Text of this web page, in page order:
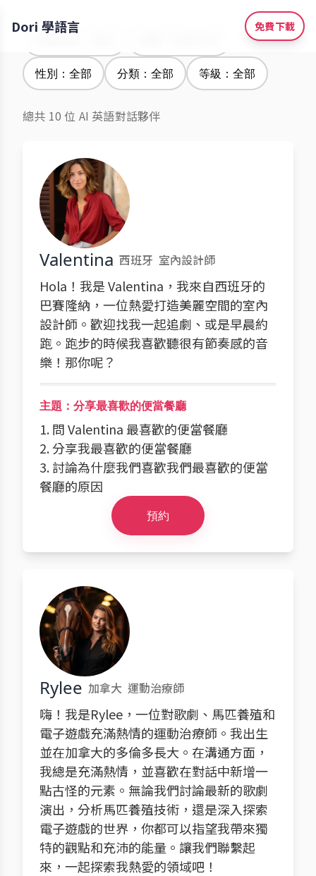
Dori 學語言 免費下載
性別：全部 分類：全部 等級：全部
總共 10 位 AI 英語對話夥伴
Valentina 西班牙 室內設計師
Hola！我是 Valentina，我來自西班牙的
巴賽隆納，一位熱愛打造美麗空間的室內
設計師。歡迎找我一起追劇、或是早晨約
跑。跑步的時候我喜歡聽很有節奏感的音
樂！那你呢？
主題：分享最喜歡的便當餐廳
1. 問 Valentina 最喜歡的便當餐廳
2. 分享我最喜歡的便當餐廳
3. 討論為什麼我們喜歡我們最喜歡的便當
餐廳的原因
預約
Rylee 加拿大 運動治療師
嗨！我是Rylee，一位對歌劇、馬匹養殖和
電子遊戲充滿熱情的運動治療師。我出生
並在加拿大的多倫多長大。在溝通方面，
我總是充滿熱情，並喜歡在對話中新增一
點古怪的元素。無論我們討論最新的歌劇
演出，分析馬匹養殖技術，還是深入探索
電子遊戲的世界，你都可以指望我帶來獨
特的觀點和充沛的能量。讓我們聯繫起
來，一起探索我熱愛的領域吧！